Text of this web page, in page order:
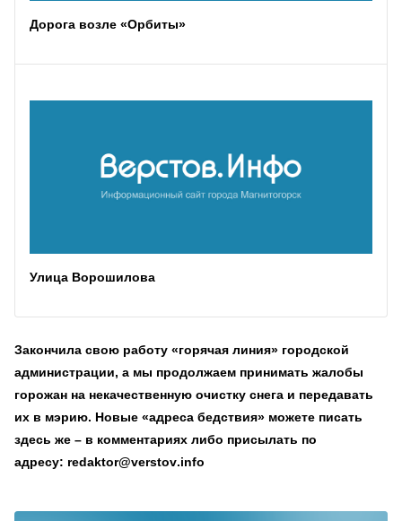
Дорога возле «Орбиты»
Улица Ворошилова
Закончила свою работу «горячая линия» городской
администрации, а мы продолжаем принимать жалобы
горожан на некачественную очистку снега и передавать
их в мэрию. Новые «адреса бедствия» можете писать
здесь же – в комментариях либо присылать по
адресу: redaktor@verstov.info